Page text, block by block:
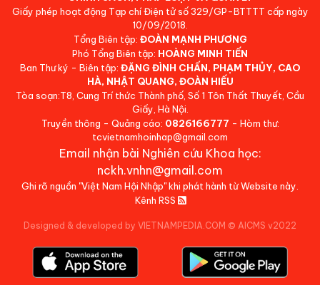
Giấy phép hoạt động Tạp chí Điện tử số 329/GP-BTTTT cấp ngày
10/09/2018.
Tổng Biên tập: ĐOÀN MẠNH PHƯƠNG
Phó Tổng Biên tập: HOÀNG MINH TIẾN
Ban Thư ký - Biên tập: ĐẶNG ĐÌNH CHẤN, PHẠM THỦY, CAO
HÀ, NHẬT QUANG, ĐOÀN HIẾU
Tòa soạn:T8, Cung Trí thức Thành phố, Số 1 Tôn Thất Thuyết, Cầu
Giấy, Hà Nội.
Truyền thông - Quảng cáo: 0826166777 - Hòm thư:
tcvietnamhoinhap@gmail.com
Email nhận bài Nghiên cứu Khoa học:
nckh.vnhn@gmail.com
Ghi rõ nguồn "Việt Nam Hội Nhập" khi phát hành từ Website này.
Kênh RSS
Designed & developed by VIETNAMPEDIA.COM © AICMS v2022